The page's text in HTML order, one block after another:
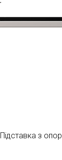
Підставка з